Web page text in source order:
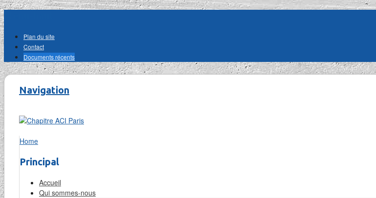
Plan du site
Contact
Documents récents
Navigation
Home
Principal
Accueil
Qui sommes-nous